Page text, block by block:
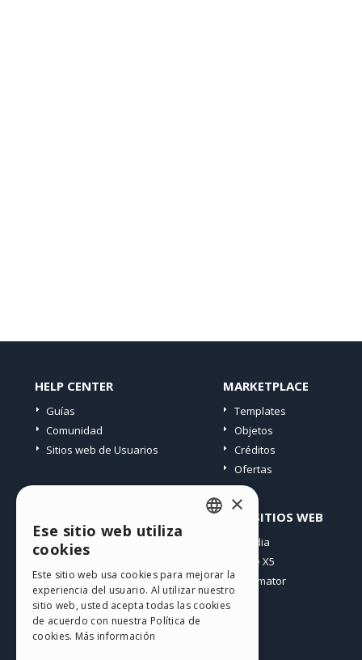
HELP CENTER
Guías
Comunidad
Sitios web de Usuarios
MARKETPLACE
Templates
Objetos
Créditos
Ofertas
Mis post
Mis download
Espacio Web
Mis Créditos
OTROS SITIOS WEB
Incomedia
WebSite X5
WebAnimator
GERMAN
SPANISH
×
Ese sitio web utiliza
cookies
Este sitio web usa cookies para mejorar la
experiencia del usuario. Al utilizar nuestro
sitio web, usted acepta todas las cookies
de acuerdo con nuestra Política de
cookies. Más información